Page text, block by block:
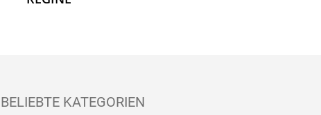
BELIEBTE KATEGORIEN